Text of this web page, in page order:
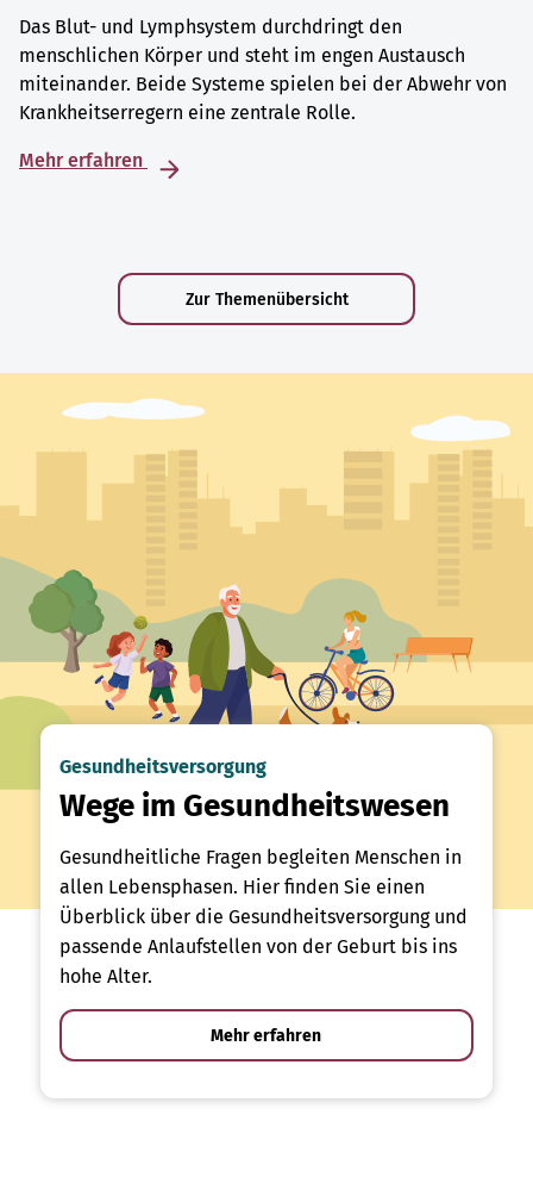
Das Blut- und Lymphsystem durchdringt den
menschlichen Körper und steht im engen Austausch
miteinander. Beide Systeme spielen bei der Abwehr von
Krankheitserregern eine zentrale Rolle.
Mehr erfahren
Zur Themenübersicht
Gesundheitsversorgung
Wege im Gesundheitswesen
Gesundheitliche Fragen begleiten Menschen in
allen Lebensphasen. Hier finden Sie einen
Überblick über die Gesundheitsversorgung und
passende Anlaufstellen von der Geburt bis ins
hohe Alter.
Mehr erfahren